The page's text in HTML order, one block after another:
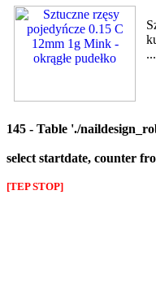
...
145 - Table './
select startdate, counter
[TEP STOP]